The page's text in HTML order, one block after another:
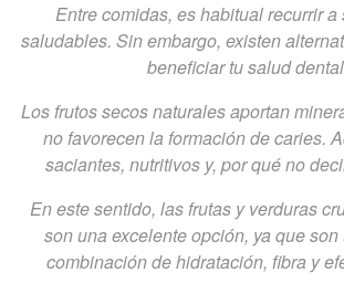
Entre comidas, es habitual recurrir
saludables. Sin embargo, existen
beneficiar tu salud
Los frutos secos naturales aportan
no favorecen la formación de caries.
saciantes, nutritivos y, por qué no
En este sentido, las frutas y verduras
son una excelente opción, ya que
combinación de hidratación, fibra y